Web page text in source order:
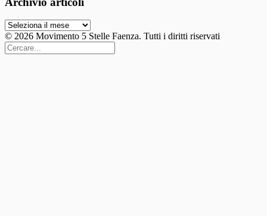
Archivio
articoli
© 2026 Movimento 5 Stelle Faenza. Tutti i diritti riservati